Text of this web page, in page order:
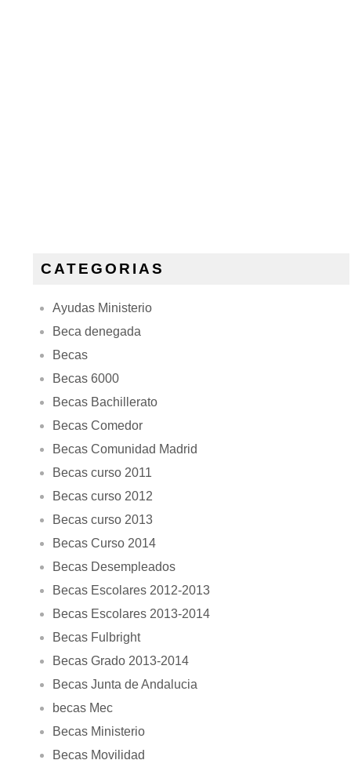
CATEGORIAS
Ayudas Ministerio
Beca denegada
Becas
Becas 6000
Becas Bachillerato
Becas Comedor
Becas Comunidad Madrid
Becas curso 2011
Becas curso 2012
Becas curso 2013
Becas Curso 2014
Becas Desempleados
Becas Escolares 2012-2013
Becas Escolares 2013-2014
Becas Fulbright
Becas Grado 2013-2014
Becas Junta de Andalucia
becas Mec
Becas Ministerio
Becas Movilidad